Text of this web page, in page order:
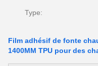
Type:
Film adhésif de fonte
1400MM TPU pour des